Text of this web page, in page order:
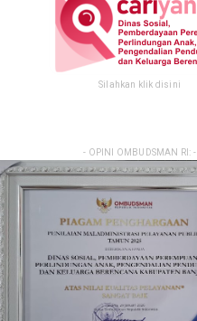
Silahkan klik disini
- OPINI OMBUDSMAN RI: -